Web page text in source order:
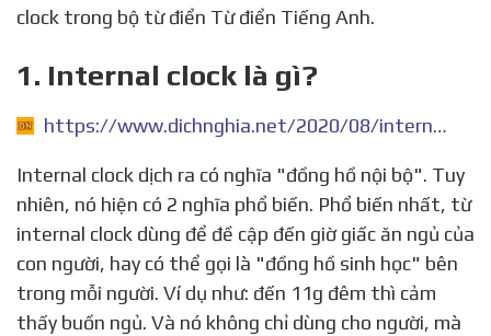
clock trong bộ từ điển Từ điển Tiếng Anh.
1. Internal clock là gì?
https://www.dichnghia.net/2020/08/internal-clock-la-gi.html
Internal clock dịch ra có nghĩa "đồng hồ nội bộ". Tuy
nhiên, nó hiện có 2 nghĩa phổ biến. Phổ biến nhất, từ
internal clock dùng để đề cập đến giờ giấc ăn ngủ của
con người, hay có thể gọi là "đồng hồ sinh học" bên
trong mỗi người. Ví dụ như: đến 11g đêm thì cảm
thấy buồn ngủ. Và nó không chỉ dùng cho người, mà